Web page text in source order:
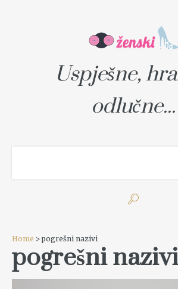
Uspješne,
odlučne...
Home > pogrešni nazivi
pogrešni nazivi